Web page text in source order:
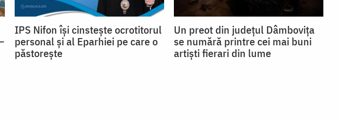
IPS Nifon îşi cinsteşte ocrotitorul
personal şi al Eparhiei pe care o
păstoreşte
Un preot din județul Dâmbovița
se numără printre cei mai buni
artiști fierari din lume